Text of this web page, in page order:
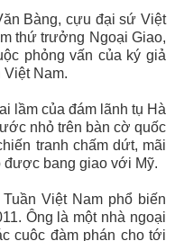
Bàng, cựu đại sứ Việt
thứ trưởng Ngoại Giao,
phỏng vấn của ký giả
Việt Nam.
lầm của đám lãnh tụ Hà
nhỏ trên bàn cờ quốc
tranh chấm dứt, mãi
được bang giao với Mỹ.
Việt Nam phổ biến
Ông là một nhà ngoại
cuộc đàm phán cho tới